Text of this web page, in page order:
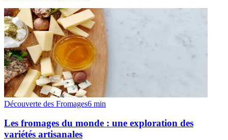
Découverte des Fromages6 min
Les fromages du monde : une exploration des
variétés artisanales